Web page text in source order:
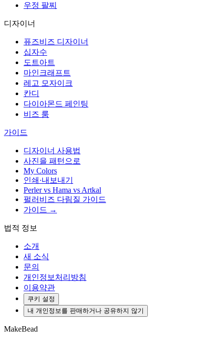
우정 팔찌
디자이너
퓨즈비즈 디자이너
십자수
도트아트
마인크래프트
레고 모자이크
칸디
다이아몬드 페인팅
비즈 룸
가이드
디자이너 사용법
사진을 패턴으로
My Colors
인쇄·내보내기
Perler vs Hama vs Artkal
펄러비즈 다림질 가이드
가이드 →
법적 정보
소개
새 소식
문의
개인정보처리방침
이용약관
쿠키 설정
내 개인정보를 판매하거나 공유하지 않기
MakeBead